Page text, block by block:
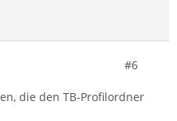
#6
die den TB-Profilordner